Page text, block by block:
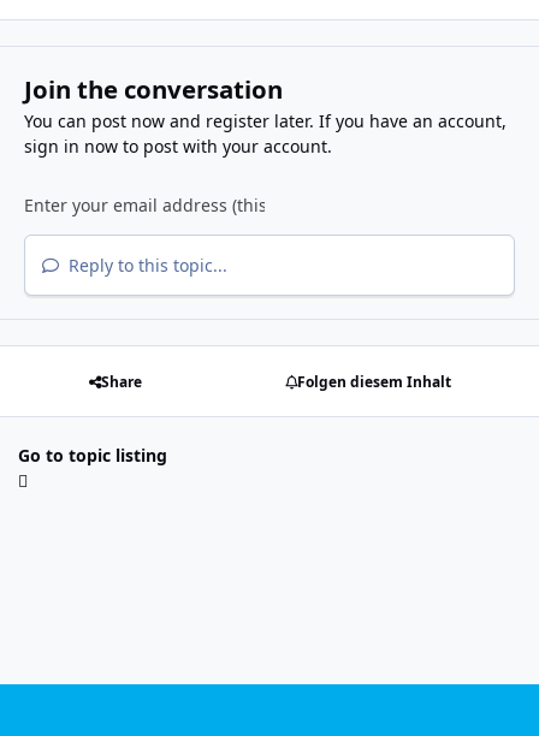
Join the conversation
You can post now and register later. If you have an account,
sign in nowto post with your account.
Reply to this topic...
Share Folgen diesem Inhalt
Go to topic listing